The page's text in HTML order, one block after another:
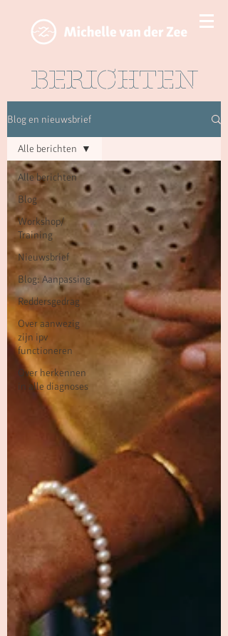
BERICHTEN
Blog en nieuwsbrief
Alle berichten
Blog
Workshop/
Training
Nieuwsbrief
Blog: Aanpassing
Reddersgedrag
Over aanwezig
zijn ipv
functioneren
Over herkennen
in alle diagnoses
Alle berichten